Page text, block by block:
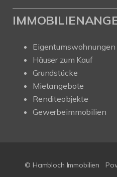
Eigentumswohnungen
Häuser zum Kauf
Grundstücke
Mietangebote
Renditeobjekte
Gewerbeimmobilien
© Hambloch Immobilien